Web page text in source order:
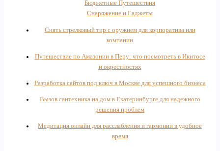
Бюджетные Путешествия
Снаряжение и Гаджеты
Снять стрелковый тир с оружием для корпоратива или
компании
Путешествие по Амазонии в Перу: что посмотреть в Икитосе
и окрестностях
Разработка сайтов под ключ в Москве для успешного бизнеса
Вызов сантехника на дом в Екатеринбурге для надежного
решения проблем
Медитация онлайн для расслабления и гармонии в удобное
время